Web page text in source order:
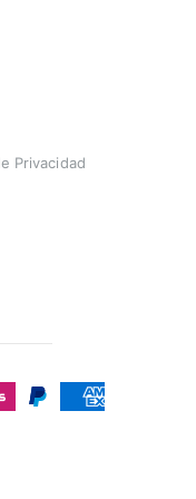
Privacidad